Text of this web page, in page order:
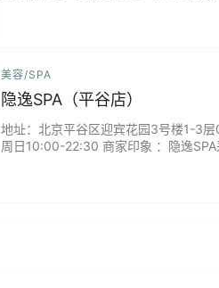
美容/SPA
隐逸SPA（平谷店）
地址：北京平谷区迎宾花园3号楼1-3
周日10:00-22:30 商家印象 ：隐逸